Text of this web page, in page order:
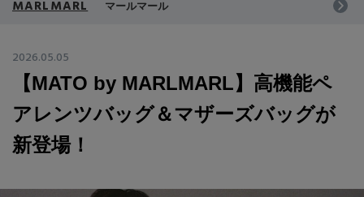
新着アイテム
再入荷アイテム
ランキング
お気に入りブランド
ご注文履歴
ポイント・クーポン
MARLMARL マールマール
2026.05.05
【MATO by MARLMARL】高機能ペ
アレンツバッグ＆マザーズバッグが
新登場！